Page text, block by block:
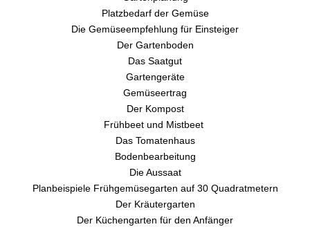
Platzbedarf der Gemüse
Die Gemüseempfehlung für Einsteiger
Der Gartenboden
Das Saatgut
Gartengeräte
Gemüseertrag
Der Kompost
Frühbeet und Mistbeet
Das Tomatenhaus
Bodenbearbeitung
Die Aussaat
Planbeispiele Frühgemüsegarten auf 30 Quadratmetern
Der Kräutergarten
Der Küchengarten für den Anfänger